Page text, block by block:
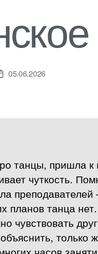
05.06.2026
танцы, пришла к
чуткость.
преподавателей
планов танца
чувствовать
только